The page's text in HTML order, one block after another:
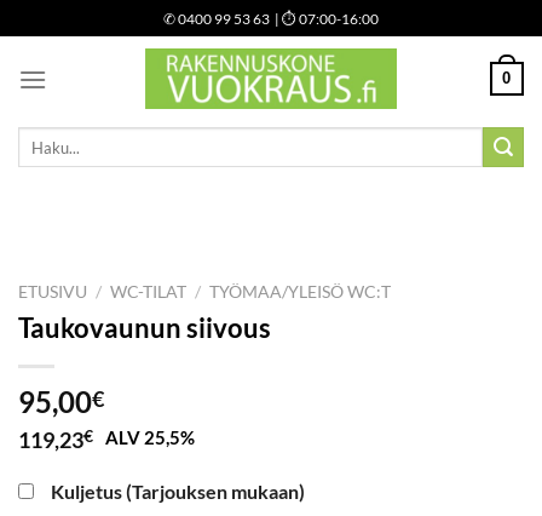
to
content
✆0400 99 53 63 | ⏱ 07:00-16:00
0
Etsi:
ETUSIVU / WC-TILAT / TYÖMAA/YLEISÖ WC:T
Taukovaunun siivous
95,00€
119,23€ ALV 25,5%
Kuljetus (Tarjouksen mukaan)